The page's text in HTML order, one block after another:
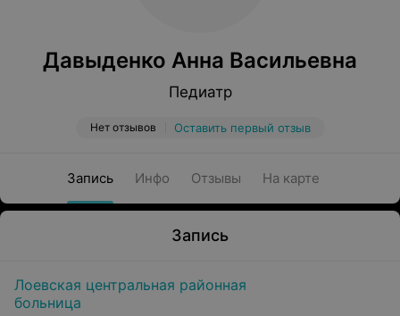
Давыденко Анна Васильевна
Педиатр
Нет отзывов Оставить первый отзыв
Запись Инфо Отзывы На карте
Запись
Лоевская центральная районная
больница